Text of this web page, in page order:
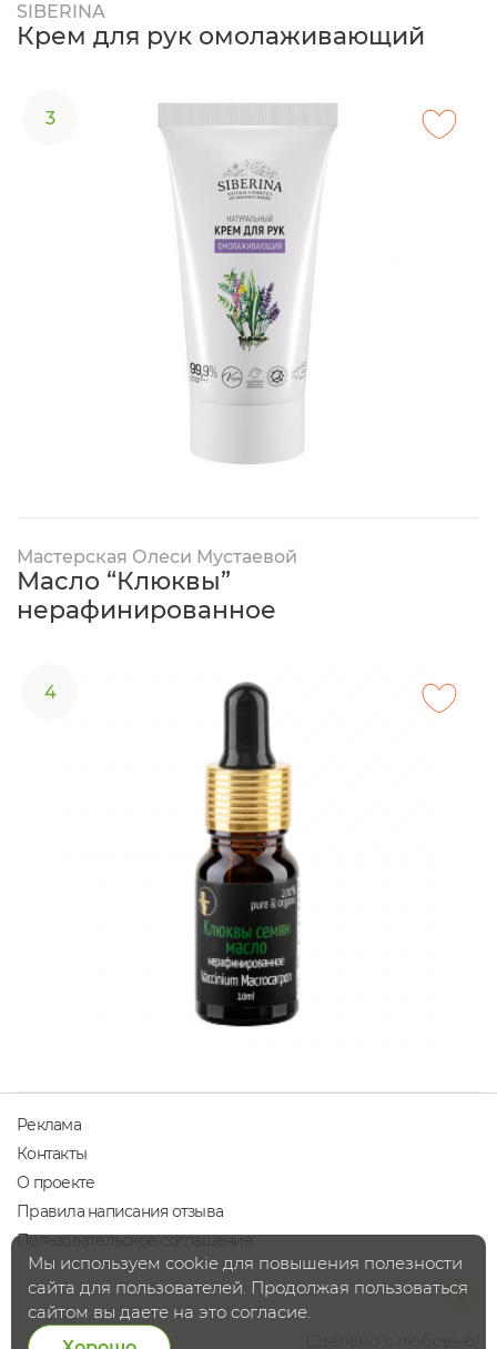
SIBERINA
Крем для рук омолаживающий
3
Мастерская Олеси Мустаевой
Масло “Клюквы”
нерафинированное
4
Реклама
Контакты
О проекте
Правила написания отзыва
Пользовательское соглашение
Мы используем cookie для повышения полезности
сайта для пользователей. Продолжая пользоваться
сайтом вы даете на это согласие.